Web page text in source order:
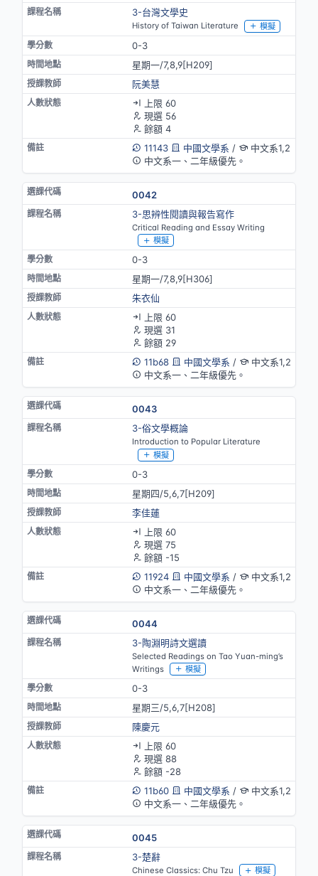
3-台灣文學史
History of Taiwan Literature 模擬
0-3
星期一/7,8,9[H209]
阮美慧
上限 60
現選 56
餘額 4
11143
中國文學系 /
中文系1,2
中文系一、二年級優先。
0042
3-思辨性閱讀與報告寫作
Critical Reading and Essay Writing
模擬
0-3
星期一/7,8,9[H306]
朱衣仙
上限 60
現選 31
餘額 29
11b68
中國文學系 /
中文系1,2
中文系一、二年級優先。
0043
3-俗文學概論
Introduction to Popular Literature
模擬
0-3
星期四/5,6,7[H209]
李佳蓮
上限 60
現選 75
餘額 -15
11924
中國文學系 /
中文系1,2
中文系一、二年級優先。
0044
3-陶淵明詩文選讀
Selected Readings on Tao Yuan-ming’s
Writings
模擬
0-3
星期三/5,6,7[H208]
陳慶元
上限 60
現選 88
餘額 -28
11b60
中國文學系 /
中文系1,2
中文系一、二年級優先。
0045
3-楚辭
Chinese Classics: Chu Tzu 模擬